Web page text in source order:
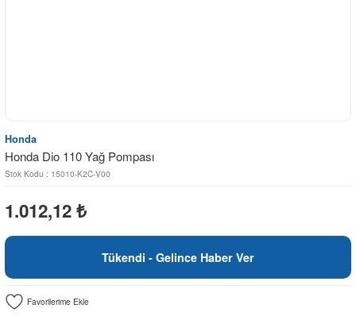
Honda
Honda Dio 110 Yağ Pompası
Stok Kodu : 15010-K2C-V00
1.012,12 ₺
Tükendi - Gelince Haber Ver